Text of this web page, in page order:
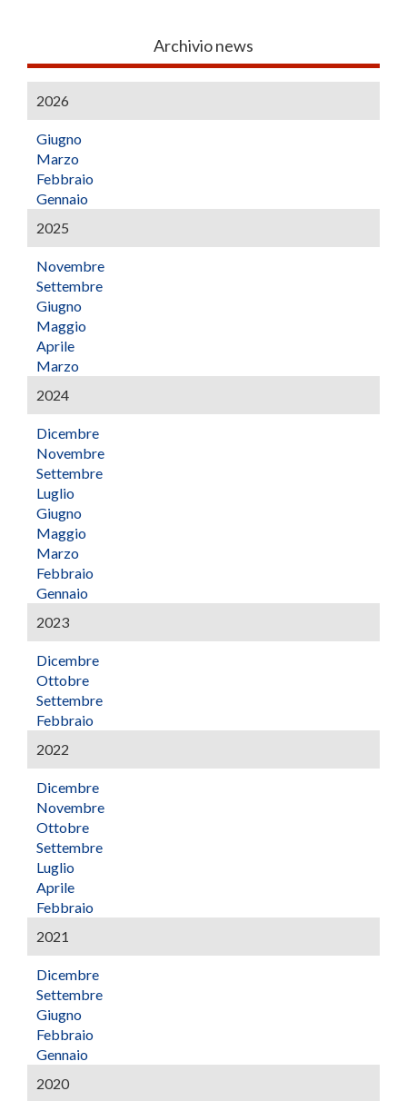
Archivio news
2026
Giugno
Marzo
Febbraio
Gennaio
2025
Novembre
Settembre
Giugno
Maggio
Aprile
Marzo
2024
Dicembre
Novembre
Settembre
Luglio
Giugno
Maggio
Marzo
Febbraio
Gennaio
2023
Dicembre
Ottobre
Settembre
Febbraio
2022
Dicembre
Novembre
Ottobre
Settembre
Luglio
Aprile
Febbraio
2021
Dicembre
Settembre
Giugno
Febbraio
Gennaio
2020